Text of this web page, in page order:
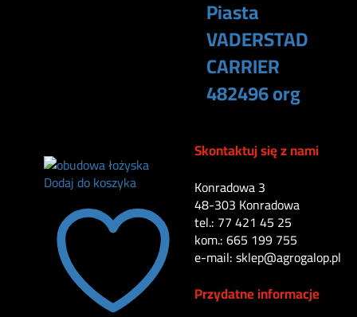
Piasta
VADERSTAD
CARRIER
482496 org
Dodaj do koszyka
Skontaktuj się z nami
Konradowa 3
48-303 Konradowa
tel.: 77 421 45 25
kom.: 665 199 755
e-mail: sklep@agrogalop.pl
Przydatne informacje